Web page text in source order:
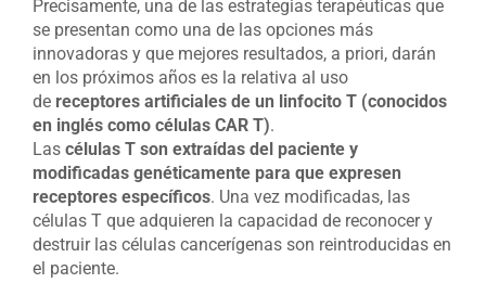
Precisamente, una de las estrategias terapéuticas que
se presentan como una de las opciones más
innovadoras y que mejores resultados, a priori, darán
en los próximos años es la relativa al uso
de receptores artificiales de un linfocito T (conocidos
en inglés como células CAR T).
Las células T son extraídas del paciente y
modificadas genéticamente para que expresen
receptores específicos. Una vez modificadas, las
células T que adquieren la capacidad de reconocer y
destruir las células cancerígenas son reintroducidas en
el paciente.